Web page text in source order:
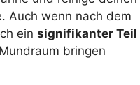
Auch wenn nach dem
ein signifikanter Teil
bringen